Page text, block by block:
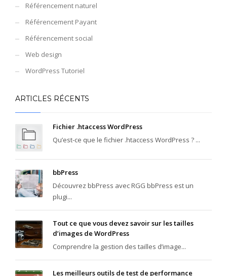
Référencement naturel
Référencement Payant
Référencement social
Web design
WordPress Tutoriel
ARTICLES RÉCENTS
Fichier .htaccess WordPress
Qu’est-ce que le fichier .htaccess WordPress ? ...
bbPress
Découvrez bbPress avec RGG bbPress est un
plugi...
Tout ce que vous devez savoir sur les tailles
d’images de WordPress
Comprendre la gestion des tailles d’image...
Les meilleurs outils de test de performance